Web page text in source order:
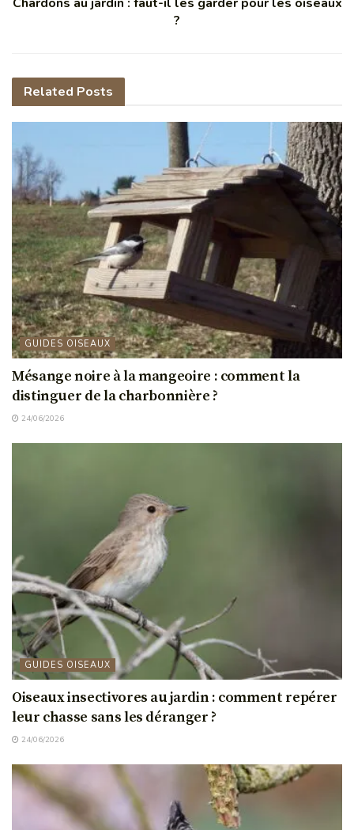
?
Related Posts
GUIDES OISEAUX
Mésange noire à la mangeoire : comment la
distinguer de la charbonnière ?
24/06/2026
GUIDES OISEAUX
Oiseaux insectivores au jardin : comment repérer
leur chasse sans les déranger ?
24/06/2026